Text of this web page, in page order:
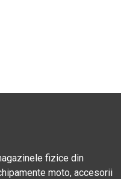
fizice din
moto, accesorii